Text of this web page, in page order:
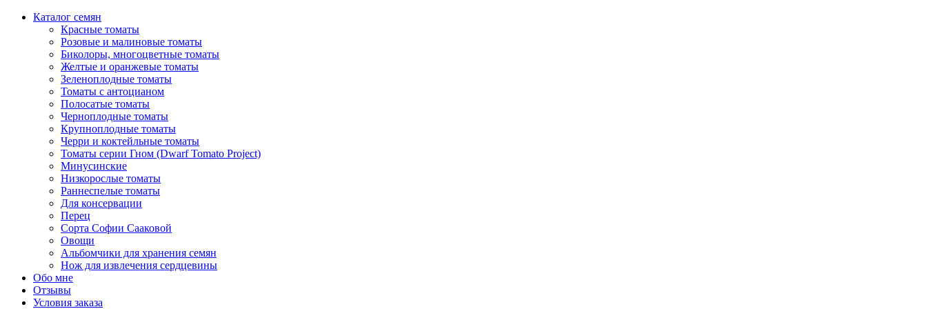
Каталог семян
Красные томаты
Розовые и малиновые томаты
Биколоры, многоцветные томаты
Желтые и оранжевые томаты
Зеленоплодные томаты
Томаты с антоцианом
Полосатые томаты
Черноплодные томаты
Крупноплодные томаты
Черри и коктейльные томаты
Томаты серии Гном (Dwarf Tomato Project)
Минусинские
Низкорослые томаты
Раннеспелые томаты
Для консервации
Перец
Сорта Софии Сааковой
Овощи
Альбомчики для хранения семян
Нож для извлечения сердцевины
Обо мне
Отзывы
Условия заказа